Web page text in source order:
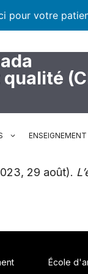
pour votre
ENSEIGNEMENT
29 août).
École